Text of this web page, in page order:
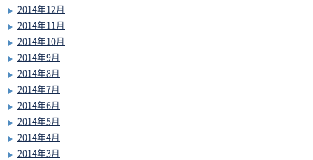
2014年12月
2014年11月
2014年10月
2014年9月
2014年8月
2014年7月
2014年6月
2014年5月
2014年4月
2014年3月